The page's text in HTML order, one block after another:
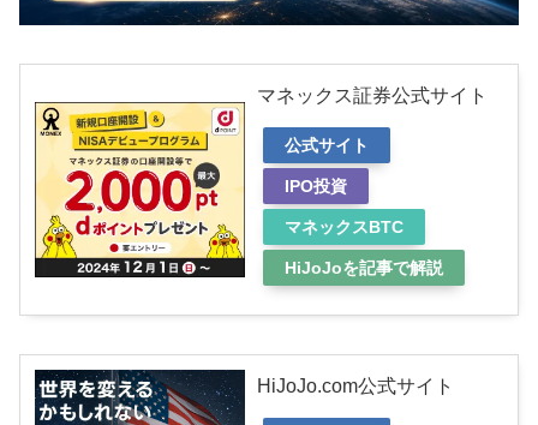
マネックス証券公式サイト
公式サイト
IPO投資
マネックスBTC
HiJoJoを記事で解説
HiJoJo.com公式サイト